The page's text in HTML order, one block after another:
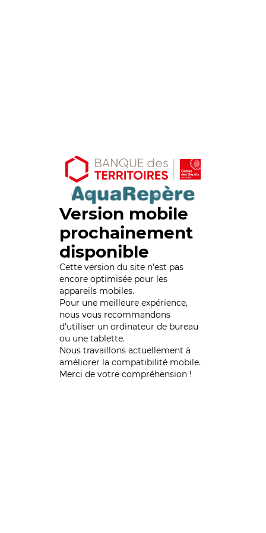
Version mobile
prochainement
disponible
Cette version du site n’est pas
encore optimisée pour les
appareils mobiles.
Pour une meilleure expérience,
nous vous recommandons
d'utiliser un ordinateur de bureau
ou une tablette.
Nous travaillons actuellement à
améliorer la compatibilité mobile.
Merci de votre compréhension !